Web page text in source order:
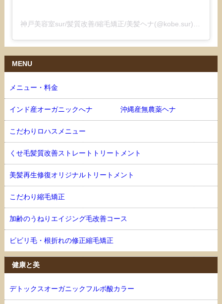
MENU
メニュー・料金
インド産オーガニックへナ 沖縄産無農薬ヘナ
こだわりロハスメニュー
くせ毛髪質改善ストレートトリートメント
美髪再生修復オリジナルトリートメント
こだわり縮毛矯正
加齢のうねりエイジング毛改善コース
ビビリ毛・根折れの修正縮毛矯正
健康と美
デトックスオーガニックフルボ酸カラー